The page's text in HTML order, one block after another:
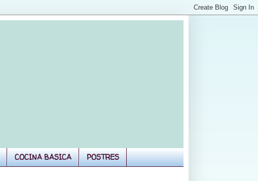
COCINA BASICA POSTRES